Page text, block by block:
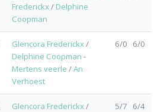
Frederickx/ Delphine
Coopman
Glencora Frederickx/
Delphine Coopman -
Mertens veerle /An
Verhoest
6/0 6/0
Glencora Frederickx/
5/7 6/4